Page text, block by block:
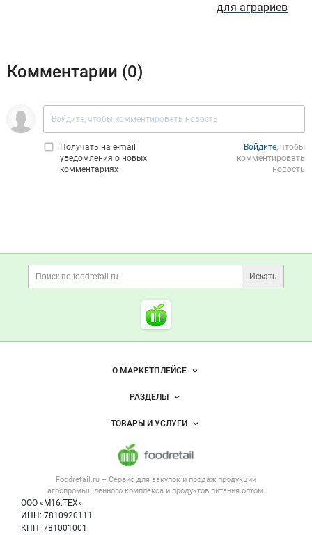
для аграриев
Комментарии (0)
Получать на e‑mail
уведомления о новых
комментариях
Войдите, чтобы
комментировать
новость
Дополнительная информация
Поиск по сайту и
Искать
Cсылки на полезные
Foodretail.ru
— продукты
Важные разделы и контакты
Foodretail.ru – Сервис для закупок и продаж продукции
агропромышленного комплекса и продуктов питания оптом.
ООО «М16.ТЕХ»
ИНН: 7810920111
КПП: 781001001
Навигация по сайтуО МАРКЕТПЛЕЙСЕ
Новости Foodretail.ru
Размещение рекламы
Публичная оферта
Контактная информация
Политика обработки персональных данных
РАЗДЕЛЫ
Объявления
Новости рынка
Вакансии
ТОВАРЫ И УСЛУГИ
Напитки, соки, вода
Оборудование для пищепрома